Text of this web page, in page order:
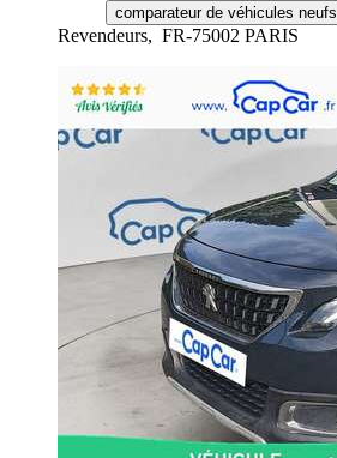
comparateur de véhicules neufs
Revendeurs, FR-75002 PARIS